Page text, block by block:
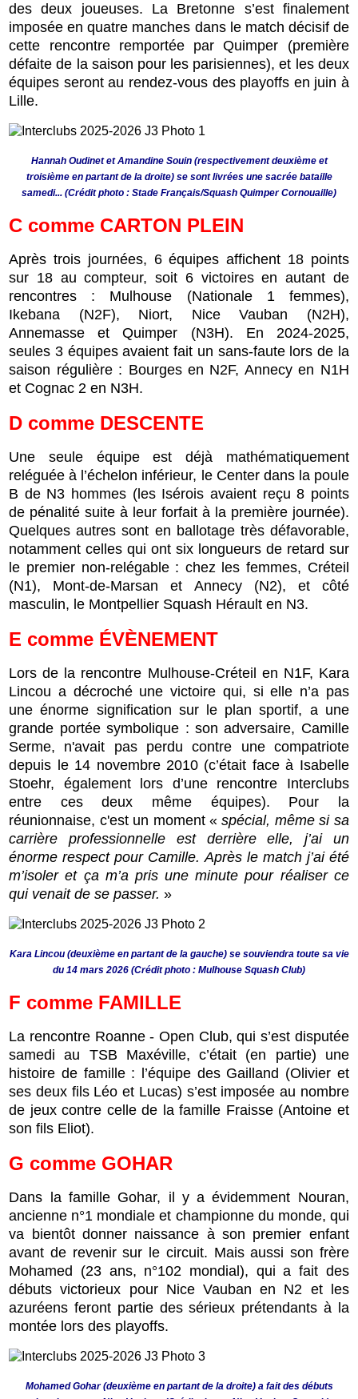
des deux joueuses. La Bretonne s’est finalement
imposée en quatre manches dans le match décisif de
cette rencontre remportée par Quimper (première
défaite de la saison pour les parisiennes), et les deux
équipes seront au rendez-vous des playoffs en juin à
Lille.
Hannah Oudinet et Amandine Souin (respectivement deuxième et
troisième en partant de la droite) se sont livrées une sacrée bataille
samedi... (Crédit photo : Stade Français/Squash Quimper Cornouaille)
C comme CARTON PLEIN
Après trois journées, 6 équipes affichent 18 points
sur 18 au compteur, soit 6 victoires en autant de
rencontres : Mulhouse (Nationale 1 femmes),
Ikebana (N2F), Niort, Nice Vauban (N2H),
Annemasse et Quimper (N3H). En 2024-2025,
seules 3 équipes avaient fait un sans-faute lors de la
saison régulière : Bourges en N2F, Annecy en N1H
et Cognac 2 en N3H.
D comme DESCENTE
Une seule équipe est déjà mathématiquement
reléguée à l’échelon inférieur, le Center dans la poule
B de N3 hommes (les Isérois avaient reçu 8 points
de pénalité suite à leur forfait à la première journée).
Quelques autres sont en ballotage très défavorable,
notamment celles qui ont six longueurs de retard sur
le premier non-relégable : chez les femmes, Créteil
(N1), Mont-de-Marsan et Annecy (N2), et côté
masculin, le Montpellier Squash Hérault en N3.
E comme ÉVÈNEMENT
Lors de la rencontre Mulhouse-Créteil en N1F, Kara
Lincou a décroché une victoire qui, si elle n’a pas
une énorme signification sur le plan sportif, a une
grande portée symbolique : son adversaire, Camille
Serme, n'avait pas perdu contre une compatriote
depuis le 14 novembre 2010 (c’était face à Isabelle
Stoehr, également lors d’une rencontre Interclubs
entre ces deux même équipes). Pour la
réunionnaise, c'est un moment «spécial, même si sa
carrière professionnelle est derrière elle, j’ai un
énorme respect pour Camille. Après le match j’ai été
m’isoler et ça m’a pris une minute pour réaliser ce
qui venait de se passer. »
Kara Lincou (deuxième en partant de la gauche) se souviendra toute sa vie
du 14 mars 2026 (Crédit photo : Mulhouse Squash Club)
F comme FAMILLE
La rencontre Roanne - Open Club, qui s’est disputée
samedi au TSB Maxéville, c’était (en partie) une
histoire de famille : l’équipe des Gailland (Olivier et
ses deux fils Léo et Lucas) s’est imposée au nombre
de jeux contre celle de la famille Fraisse (Antoine et
son fils Eliot).
G comme GOHAR
Dans la famille Gohar, il y a évidemment Nouran,
ancienne n°1 mondiale et championne du monde, qui
va bientôt donner naissance à son premier enfant
avant de revenir sur le circuit. Mais aussi son frère
Mohamed (23 ans, n°102 mondial), qui a fait des
débuts victorieux pour Nice Vauban en N2 et les
azuréens feront partie des sérieux prétendants à la
montée lors des playoffs.
Mohamed Gohar (deuxième en partant de la droite) a fait des débuts